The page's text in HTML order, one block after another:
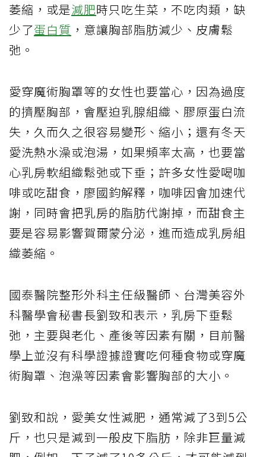
萎縮，或是減肥時只吃生菜，不吃肉類，缺
少了蛋白質 ，意讓胸部脂肪減少、皮膚鬆
弛。
愛穿魔術胸罩等的女性也要當心，因為過度
的擠壓胸部，會壓迫乳腺組織、膠原蛋白流
失，久而久之很容易變形、縮小；還有冬天
愛洗熱水澡或泡湯，如果頻率太高，也要當
心乳房軟組織鬆弛或下垂；許多女性愛喝咖
啡或吃甜食，廖國鈞解釋，咖啡因會加速代
謝，同時會把乳房的脂肪代謝掉，而甜食主
要是容易影響賀爾蒙分泌，進而造成乳房組
織萎縮。
國泰醫院整形外科主任級醫師、台灣美容外
科醫學會秘書長劉致和表示，乳房下垂鬆
弛，主要與老化、產後等因素有關，目前醫
學上並沒有科學證據證實吃何種食物或穿魔
術胸罩、泡澡等因素會影響胸部的大小。
劉致和說，愛美女性減肥，通常減了3到5公
斤，也只是減到一般皮下脂肪，除非巨量減